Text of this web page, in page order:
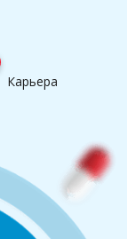
Карьера